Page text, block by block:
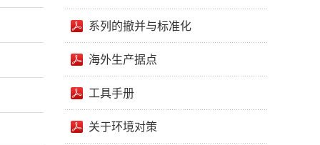
系列的撤并与标准化
海外生产据点
工具手册
关于环境对策